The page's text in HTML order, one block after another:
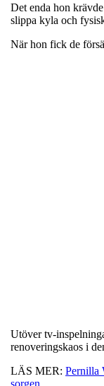
Det enda hon
slippa kyla och
När hon fick de
Utöver tv-
renoveringskaos i
LÄS MER: Pernilla
sorgen